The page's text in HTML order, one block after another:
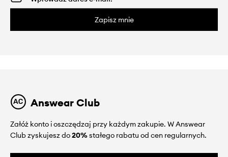
Zapisz mnie
Answear Club
Załóż konto i oszczędzaj przy każdym zakupie. W Answear
Club zyskujesz do20%stałego rabatu od cen regularnych.